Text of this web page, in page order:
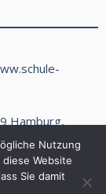
Hamburg,
40 468990
Nutzung
Website
Sie damit